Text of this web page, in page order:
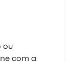
ou
com a